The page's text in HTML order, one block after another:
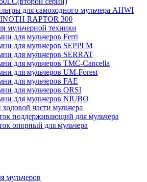
для самоходного мульчера AHWI
RAPTOR 300
мульчерной техники
для мульчеров Ferri
для мульчеров SEPPI M
для мульчеров SERRAT
для мульчеров TMC-Cancella
для мульчеров UM-Forest
для мульчеров FAE
для мульчеров ORSI
для мульчеров NIUBO
ходовой части мульчера
поддерживающий для мульчера
опорный для мульчера
мульчеров